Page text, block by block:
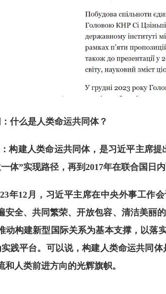
什么是人类命运共同体？
构建人类命运共同体，是习近平主席提
体”实现路径，再到2017年在联合国日
年12月 ， 习近平主席在中央外事工作
安全、共同繁荣、开放包容、清洁美丽
动构建新型国际关系为基本支撑，以落
践平台。 可以说，构建人类命运共同体
和人类前进方向的光辉旗帜。